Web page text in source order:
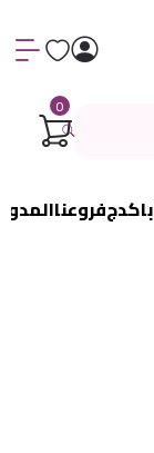
0
باكدجفروعنا